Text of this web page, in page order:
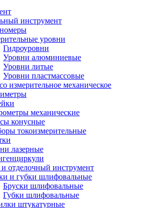
инструмент
уровни
Гидроуровни
Уровни алюминиевые
Уровни литые
Уровни пластмассовые
измерительное механическое
механические
конусные
токоизмерительные
лазерные
отделочный инструмент
и губки шлифовальные
Бруски шлифовальные
Губки шлифовальные
штукатурные